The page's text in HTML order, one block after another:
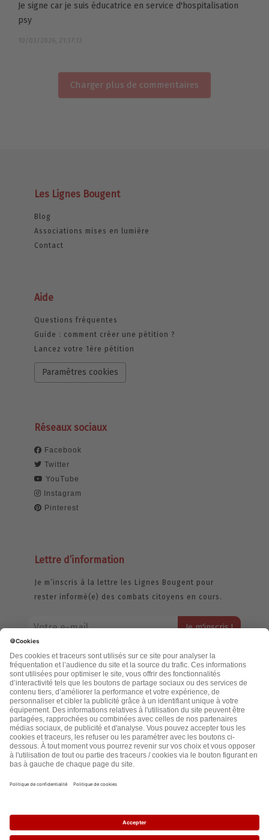
Je signe car je suis éducatrice en service d'hospitalisation
psy
10/03/2026, 21:37:13
Charger plus de commentaires
Les Lignes Bougent
Blog
Associations mises en lumière
Contact
Aide
Questions fréquentes
Guide : comment créer une pétition ?
Lancez votre 1ère pétition
Paramètres cookies
Réseaux sociaux
Facebook
Twitter
YouTube
Instagram
Pinterest
Lettre d’information
Je m’inscris à la lettre les Lignes Bougent pour
rester informé(e) des combats citoyens en cours.
jamais échangée. Pour consulter notre politique de confidentialité,
cliquez ici.
Accueil
Politique de confidentialité
Cookies